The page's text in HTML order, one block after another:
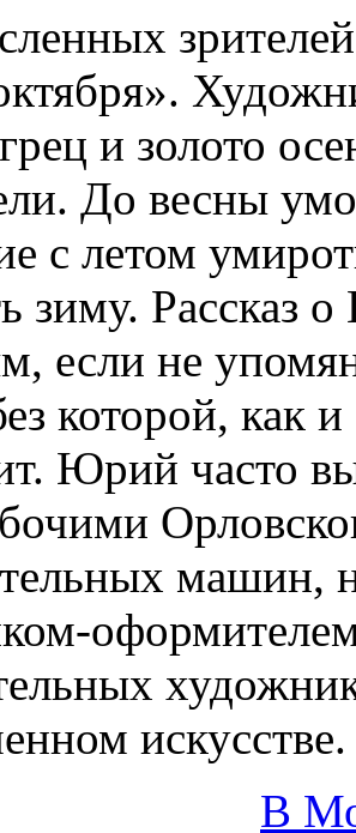
и золото
До весны
с летом
зиму.
если не
которой, как
Юрий часто
машин,
искусстве.
В